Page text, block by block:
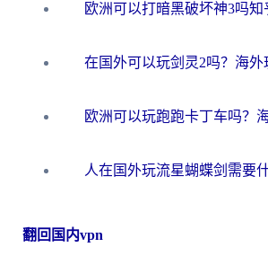
翻回国内vpn